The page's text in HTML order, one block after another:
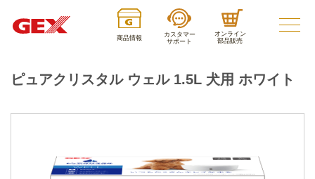
商品情報
カスタマー
サポート
オンライン
部品販売
ピュアクリスタル ウェル 1.5L 犬用 ホワイト